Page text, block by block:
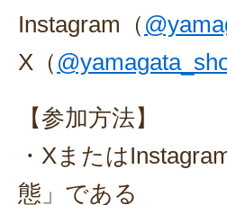
Instagram（
X（
【参加方法】
・Xまたは
態」である